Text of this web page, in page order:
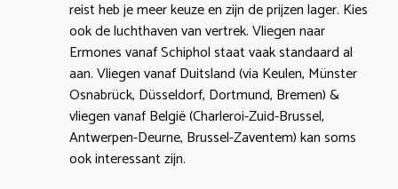
reist heb je meer keuze en zijn de prijzen lager. Kies
ook de luchthaven van vertrek. Vliegen naar
Ermones vanaf Schiphol staat vaak standaard al
aan. Vliegen vanaf Duitsland (via Keulen, Münster
Osnabrück, Düsseldorf, Dortmund, Bremen) &
vliegen vanaf België (Charleroi-Zuid-Brussel,
Antwerpen-Deurne, Brussel-Zaventem) kan soms
ook interessant zijn.